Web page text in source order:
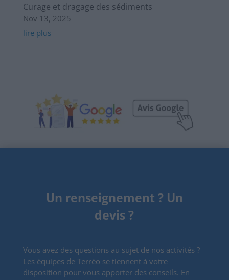
Curage et dragage des sédiments
Nov 13, 2025
lire plus
Un renseignement ? Un
devis ?
Vous avez des questions au sujet de nos activités ?
Les équipes de Terréo se tiennent à votre
disposition pour vous apporter des conseils. En